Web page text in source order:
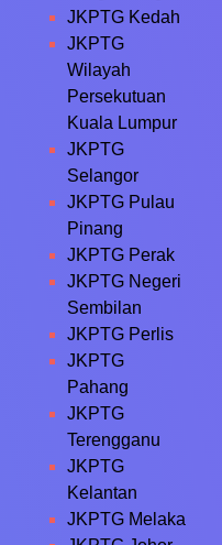
JKPTG Kedah
JKPTG
Wilayah
Persekutuan
Kuala Lumpur
JKPTG
Selangor
JKPTG Pulau
Pinang
JKPTG Perak
JKPTG Negeri
Sembilan
JKPTG Perlis
JKPTG
Pahang
JKPTG
Terengganu
JKPTG
Kelantan
JKPTG Melaka